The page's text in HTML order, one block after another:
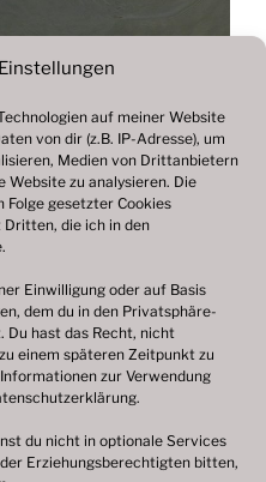
auf meiner Website
von dir (z.B. IP-Adresse), um
Medien von Drittanbietern
Website zu analysieren. Die
gesetzter Cookies
die ich in den
Einwilligung oder auf Basis
dem du in den Privatsphäre-
Du hast das Recht, nicht
einem späteren Zeitpunkt zu
zur Verwendung
.
du nicht in optionale Services
Erziehungsberechtigten bitten,
Datenschutzerklärung